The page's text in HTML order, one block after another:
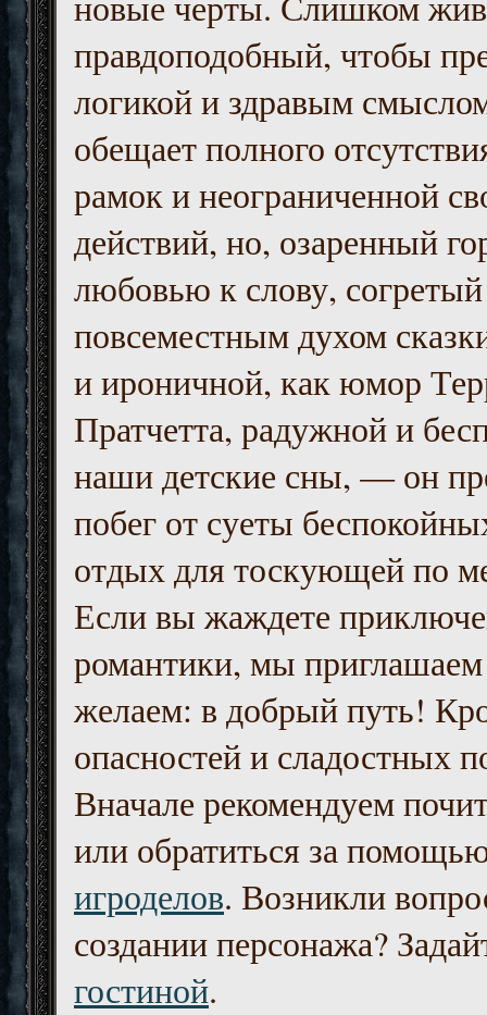
правдоподобный, чтобы
логикой и здравым
обещает полного
рамок и неограниченной
действий, но, озаренный
любовью к слову, согретый
повсеместным духом
и ироничной, как юмор
Пратчетта, радужной и
наши детские сны, — он
побег от суеты
отдых для тоскующей по
Если вы жаждете
романтики, мы приглашаем
желаем: в добрый путь!
опасностей и сладостных
Вначале рекомендуем
или обратиться за
игроделов. Возникли
создании персонажа?
гостиной.